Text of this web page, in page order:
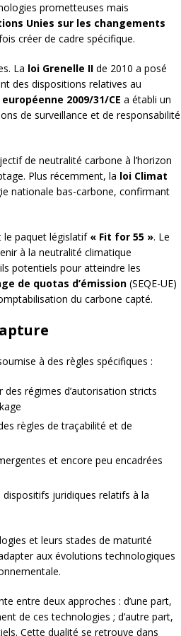
prometteuses mais
Unies sur les changements
créer de cadre spécifique.
La loi Grenelle II de 2010 a posé
des dispositions relatives au
2009/31/CE a établi un
de surveillance et de responsabilité
de neutralité carbone à l’horizon
Plus récemment, la loi Climat
nationale bas-carbone, confirmant
le paquet législatif « Fit for 55 ». Le
à la neutralité climatique
potentiels pour atteindre les
de quotas d’émission (SEQE-UE)
du carbone capté.
à des règles spécifiques :
des régimes d’autorisation stricts
règles de traçabilité et de
et encore peu encadrées
dispositifs juridiques relatifs à la
et leurs stades de maturité
aux évolutions technologiques
entre deux approches : d’une part,
de ces technologies ; d’autre part,
Cette dualité se retrouve dans